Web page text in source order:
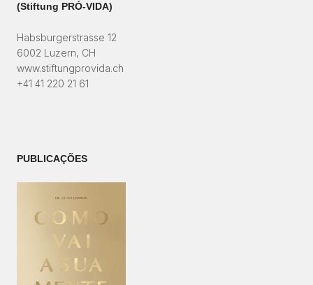
(Stiftung PRÓ-VIDA)​
Habsburgerstrasse 12
6002 Luzern, CH
www.stiftungprovida.ch
+41 41 220 21 61
PUBLICAÇÕES